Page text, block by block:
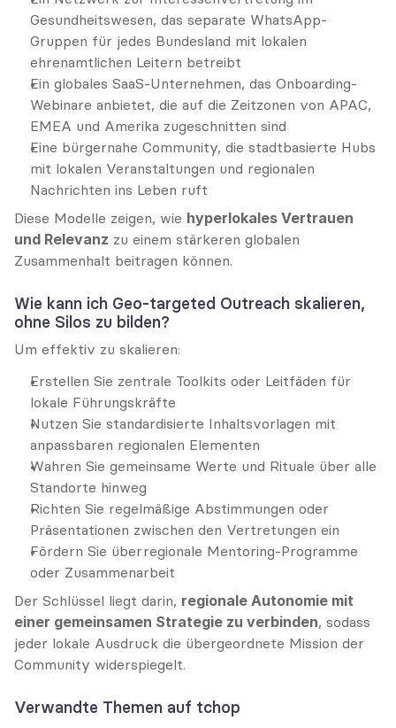
Gesundheitswesen, das separate WhatsApp-
Gruppen für jedes Bundesland mit lokalen
ehrenamtlichen Leitern betreibt
Ein globales SaaS-Unternehmen, das Onboarding-
Webinare anbietet, die auf die Zeitzonen von APAC,
EMEA und Amerika zugeschnitten sind
Eine bürgernahe Community, die stadtbasierte Hubs
mit lokalen Veranstaltungen und regionalen
Nachrichten ins Leben ruft
Diese Modelle zeigen, wie hyperlokales Vertrauen
und Relevanz zu einem stärkeren globalen
Zusammenhalt beitragen können.
Wie kann ich Geo-targeted Outreach skalieren,
ohne Silos zu bilden?
Um effektiv zu skalieren:
Erstellen Sie zentrale Toolkits oder Leitfäden für
lokale Führungskräfte
Nutzen Sie standardisierte Inhaltsvorlagen mit
anpassbaren regionalen Elementen
Wahren Sie gemeinsame Werte und Rituale über alle
Standorte hinweg
Richten Sie regelmäßige Abstimmungen oder
Präsentationen zwischen den Vertretungen ein
Fördern Sie überregionale Mentoring-Programme
oder Zusammenarbeit
Der Schlüssel liegt darin, regionale Autonomie mit
einer gemeinsamen Strategie zu verbinden, sodass
jeder lokale Ausdruck die übergeordnete Mission der
Community widerspiegelt.
Verwandte Themen auf tchop